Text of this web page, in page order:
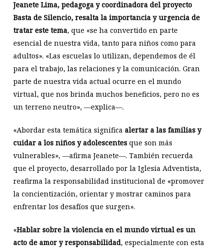
Jeanete Lima, pedagoga y coordinadora del proyecto
Basta de Silencio, resalta la importancia y urgencia de
tratar este tema, que «se ha convertido en parte
esencial de nuestra vida, tanto para niños como para
adultos». «Las escuelas lo utilizan, dependemos de él
para el trabajo, las relaciones y la comunicación. Gran
parte de nuestra vida actual ocurre en el mundo
virtual, que nos brinda muchos beneficios, pero no es
un terreno neutro», —explica—.
«Abordar esta temática significa alertar a las familias y
cuidar a los niños y adolescentesque son más
vulnerables», —afirma Jeanete—. También recuerda
que el proyecto, desarrollado por la Iglesia Adventista,
reafirma la responsabilidad institucional de «promover
la concientización, orientar y mostrar caminos para
enfrentar los desafíos que surgen».
«Hablar sobre la violencia en el mundo virtual es un
acto de amor y responsabilidad, especialmente con esta